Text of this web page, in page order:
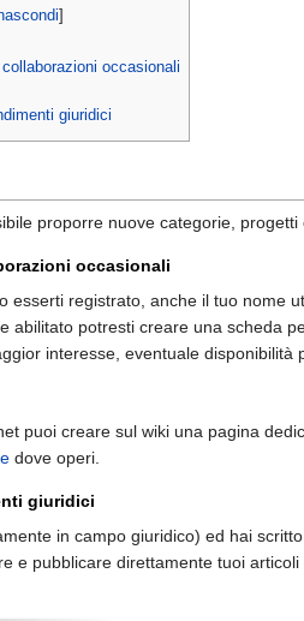
]
occasionali
giuridici
proporre nuove categorie,
occasionali
esserti registrato, anche il tuo nome
abilitato potresti creare una scheda
interesse, eventuale
puoi creare sul wiki una pagina
dove operi.
giuridici
in campo giuridico) ed hai
e pubblicare direttamente tuoi